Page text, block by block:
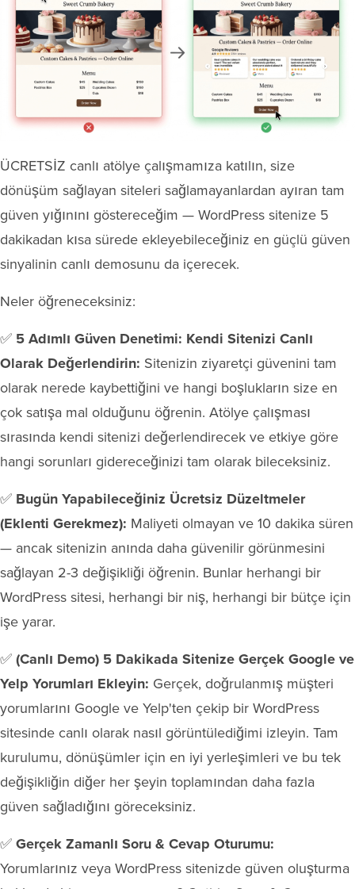
ÜCRETSİZ canlı atölye çalışmamıza katılın, size
dönüşüm sağlayan siteleri sağlamayanlardan ayıran tam
güven yığınını göstereceğim — WordPress sitenize 5
dakikadan kısa sürede ekleyebileceğiniz en güçlü güven
sinyalinin canlı demosunu da içerecek.
Neler öğreneceksiniz:
✅ 5 Adımlı Güven Denetimi: Kendi Sitenizi Canlı
Olarak Değerlendirin: Sitenizin ziyaretçi güvenini tam
olarak nerede kaybettiğini ve hangi boşlukların size en
çok satışa mal olduğunu öğrenin. Atölye çalışması
sırasında kendi sitenizi değerlendirecek ve etkiye göre
hangi sorunları gidereceğinizi tam olarak bileceksiniz.
✅ Bugün Yapabileceğiniz Ücretsiz Düzeltmeler
(Eklenti Gerekmez): Maliyeti olmayan ve 10 dakika süren
— ancak sitenizin anında daha güvenilir görünmesini
sağlayan 2-3 değişikliği öğrenin. Bunlar herhangi bir
WordPress sitesi, herhangi bir niş, herhangi bir bütçe için
işe yarar.
✅(Canlı Demo) 5 Dakikada Sitenize Gerçek Google ve
Yelp Yorumları Ekleyin: Gerçek, doğrulanmış müşteri
yorumlarını Google ve Yelp'ten çekip bir WordPress
sitesinde canlı olarak nasıl görüntülediğimi izleyin. Tam
kurulumu, dönüşümler için en iyi yerleşimleri ve bu tek
değişikliğin diğer her şeyin toplamından daha fazla
güven sağladığını göreceksiniz.
✅Gerçek Zamanlı Soru & Cevap Oturumu:
Yorumlarınız veya WordPress sitenizde güven oluşturma